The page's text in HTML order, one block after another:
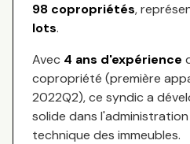
98 copropriétés,
lots.
Avec 4 ans d'expérience
copropriété (première
2022Q2), ce syndic a
solide dans
technique des immeubles.